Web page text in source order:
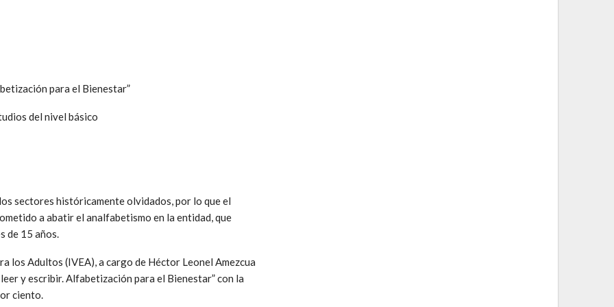
para el Bienestar”
del nivel básico
sectores históricamente olvidados, por lo que el
a abatir el analfabetismo en la entidad, que
de 15 años.
los Adultos (IVEA), a cargo de Héctor Leonel Amezcua
y escribir. Alfabetización para el Bienestar” con la
ciento.